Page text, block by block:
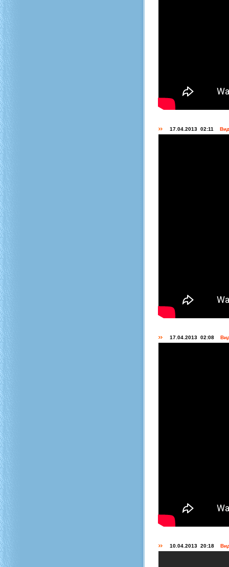
17.04.2013 02:11
17.04.2013 02:08
10.04.2013 20:18